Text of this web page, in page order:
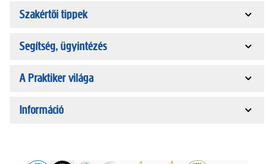
Szakértői tippek
Segítség, ügyintézés
A Praktiker világa
Információ